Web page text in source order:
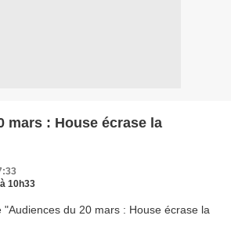
mars : House écrase la
10h33